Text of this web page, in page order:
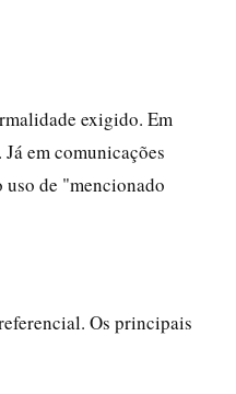
exigido. Em
em comunicações
uso de "mencionado
Os principais